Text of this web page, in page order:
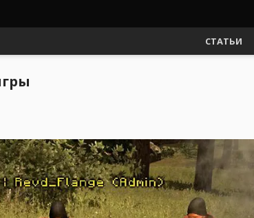
СТАТЬИ